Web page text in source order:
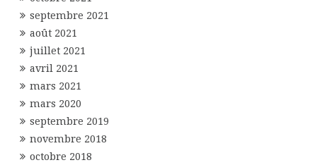
septembre 2021
août 2021
juillet 2021
avril 2021
mars 2021
mars 2020
septembre 2019
novembre 2018
octobre 2018